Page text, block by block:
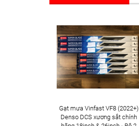
Gạt mưa Vinfast VF8 (2022+)
Denso DCS xương sắt chính